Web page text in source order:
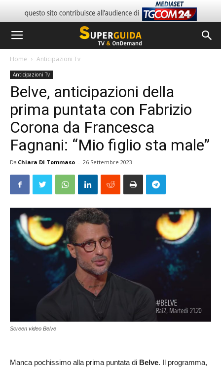
Home Anticipazioni Tv
Anticipazioni Tv
Belve, anticipazioni della
prima puntata con Fabrizio
Corona da Francesca
Fagnani: “Mio figlio sta male”
Da Chiara Di Tommaso - 26 Settembre 2023
Screen video Belve
Manca pochissimo alla prima puntata di Belve. Il programma,